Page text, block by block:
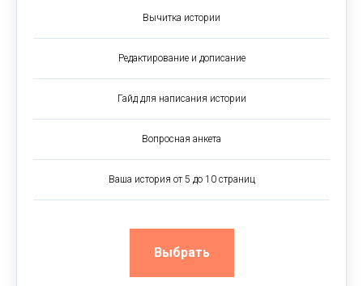
Вычитка истории
Редактирование и дописание
Гайд для написания истории
Вопросная анкета
Ваша история от 5 до 10 страниц
Выбрать